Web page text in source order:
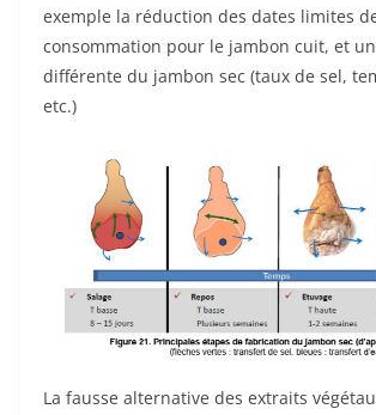
exemple la réduction des dates limites
consommation pour le jambon cuit, et
différente du jambon sec (taux de sel,
etc.)
La fausse alternative des extraits